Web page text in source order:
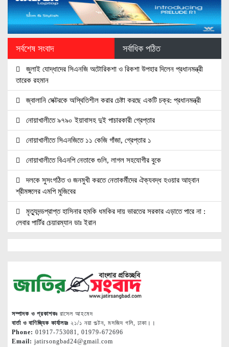
সর্বশেষ সংবাদ সর্বাধিক পঠিত
জুলাই যোদ্ধাদের সিএনজি অটোরিকশা ও রিকশা উপহার দিলেন প্রধানমন্ত্রী
তারেক রহমান
জ্বালানি সেক্টরকে অস্থিতিশীল করার চেষ্টা করছে একটি চক্র: প্রধানমন্ত্রী
নোয়াখালীতে ৯৭৯০ ইয়াবাসহ দুই পাচারকারী গ্রেপ্তার
নোয়াখালীতে সিএনজিতে ১১ কেজি গাঁজা, গ্রেপ্তার ১
নোয়াখালীতে বিএনপি নেতাকে গুলি, লাগল সহযোগীর বুকে
দলকে সুসংগঠিত ও জনমুখী করতে নেতাকর্মীদের ঐক্যবদ্ধ হওয়ার আহ্বান
শ্রীমঙ্গলের এমপি মুজিবের
মৃত্যুদন্ডপ্রাপ্ত হাসিনার হুমকি ধমকির দায় ভারতের সরকার এড়াতে পারে না :
লেবার পার্টির চেয়ারম্যান ডাঃ ইরান
বাজার সিন্ডিকেট ও মজুতদারি করলেই কঠোর ব্যবস্থা: আইনমন্ত্রী
ইসলাম প্রতিষ্ঠিত হলেই সমাজ ও রাষ্ট্রের সব সমস্যার সমাধান হবে: ইসলামী
সমাজ
সম্পাদক ও প্রকাশকঃ রাসেল আহমেদ
বার্তা ও বাণিজ্যিক কার্যালয়ঃ ২১/১ নয়া পল্টন, মসজিদ গলি, ঢাকা।।
Phone: 01917-753081, 01979-672696
Email: jatirsongbad24@gmail.com